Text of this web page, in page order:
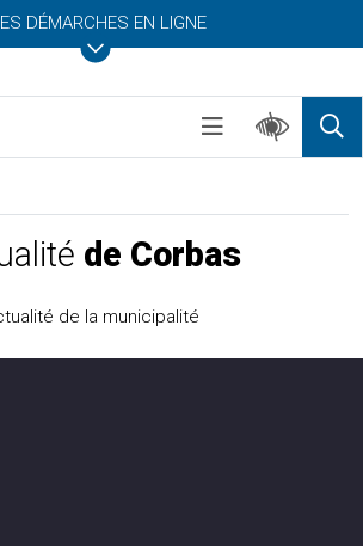
DÉMARCHES EN LIGNE
de Corbas
de la municipalité